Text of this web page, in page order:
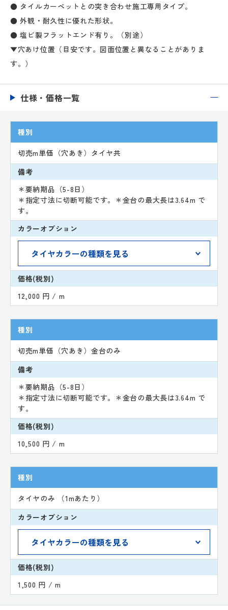
● タイルカーペットとの突き合わせ施工専用タイプ。
● 外観・耐久性に優れた形状。
● 塩ビ製フラットエンド有り。（別途）
▼穴あけ位置（目安です。図面位置と異なることがありま
す。）
仕様・価格一覧
種別
切売m単価（穴あき）タイヤ共
備考
＊要納期品（5-8日）
＊指定寸法に切断可能です。＊金台の最大長は3.64m で
す。
カラーオプション
価格(税別)
12,000 円 / m
種別
切売m単価（穴あき）金台のみ
備考
＊要納期品（5-8日）
＊指定寸法に切断可能です。＊金台の最大長は3.64m で
す。
価格(税別)
10,500 円 / m
種別
タイヤのみ （1mあたり）
カラーオプション
価格(税別)
1,500 円 / m